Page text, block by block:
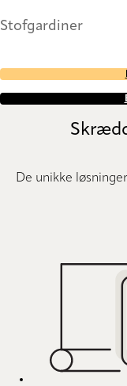
Stofgardiner
De unikke